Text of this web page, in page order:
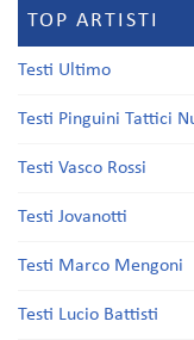
TOP ARTISTI
Testi Ultimo
Testi Pinguini Tattici
Testi Vasco Rossi
Testi Jovanotti
Testi Marco Mengoni
Testi Lucio Battisti